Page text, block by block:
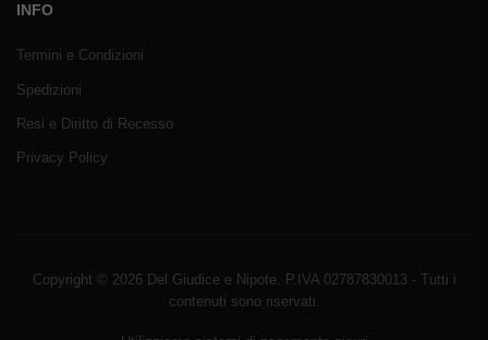
INFO
Termini e Condizioni
Spedizioni
Resi e Diritto di Recesso
Privacy Policy
Copyright © 2026 Del Giudice e Nipote. P.IVA 02787830013 - Tutti i
contenuti sono riservati.